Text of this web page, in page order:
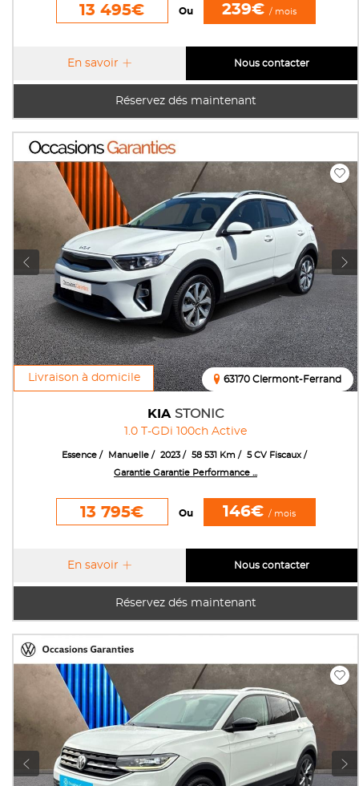
13 495€ Ou 239€ / mois
Réservez dés maintenant
En savoir Nous contacter
Livraison à domicile
KIA STONIC
1.0 T-GDi 100ch Active
63170 Clermont-Ferrand
Essence Manuelle 2023 58 531 Km
5 CV Fiscaux
Garantie Garantie Performance ...
13 795€ Ou 146€ / mois
Réservez dés maintenant
En savoir Nous contacter